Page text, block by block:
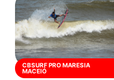
CBSURF PRO MARESIA
MACEIÓ